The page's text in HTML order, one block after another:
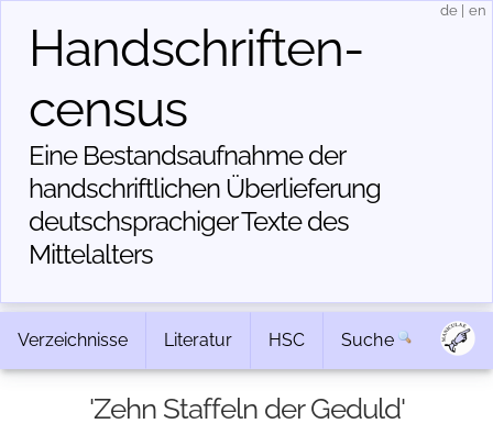
Handschriften­
census
Eine Bestandsaufnahme der
handschriftlichen Über­lieferung
deutschsprachiger Texte des
Mittelalters
de en
Verzeichnisse Literatur HSC Suche
'Zehn Staffeln der Geduld'